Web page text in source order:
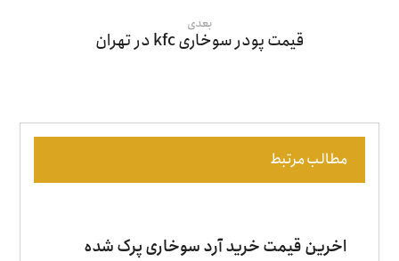
بعدی
قیمت پودر سوخاری kfc در تهران
مطالب مرتبط
اخرین قیمت خرید آرد سوخاری پرک شده